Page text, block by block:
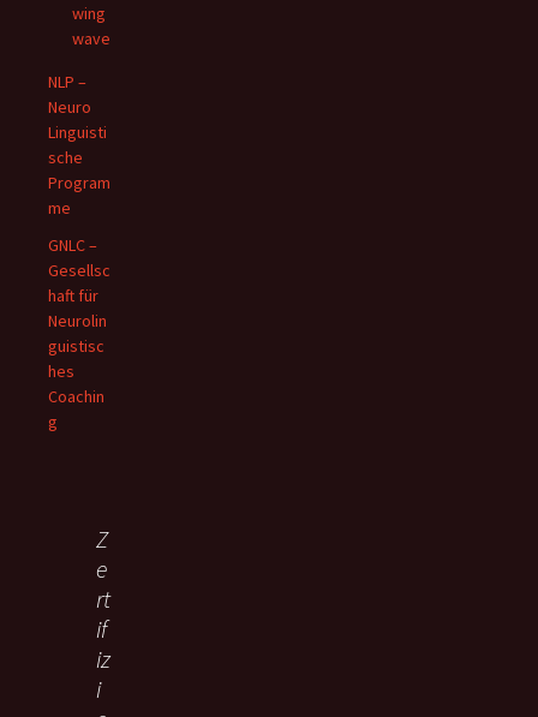
wing
wave
NLP –
Neuro
Linguisti
sche
Program
me
GNLC –
Gesellsc
haft für
Neurolin
guistisc
hes
Coachin
g
Z
e
rt
if
iz
i